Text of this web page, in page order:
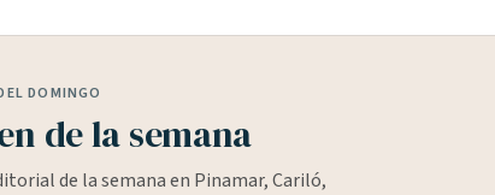
DOMINGO
de la semana
de la semana en Pinamar, Cariló,